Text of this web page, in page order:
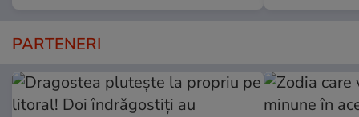
PARTENERI